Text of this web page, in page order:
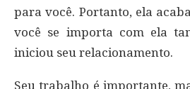
para você. Portanto, ela
você se importa com ela
iniciou seu relacionamento.
Seu trabalho é importante,